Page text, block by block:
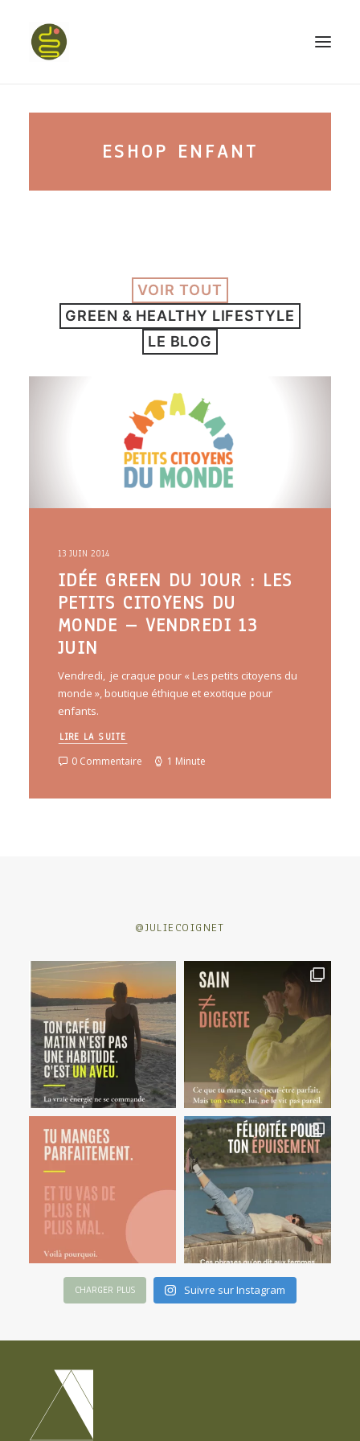
PROGRAMME HAPPY BELLY
CONFÉRENCES
podcast kinoa
YOGA
faire le quiz
Recherche
Panier
ESHOP ENFANT
VOIR TOUT
GREEN & HEALTHY LIFESTYLE
LE BLOG
13 JUIN 2014
IDÉE GREEN DU JOUR : LES
PETITS CITOYENS DU
MONDE – VENDREDI 13
JUIN
Vendredi, je craque pour « Les petits citoyens du
monde », boutique éthique et exotique pour
enfants.
LIRE LA SUITE
0 Commentaire 1 Minute
@JULIECOIGNET
CHARGER PLUS Suivre sur Instagram